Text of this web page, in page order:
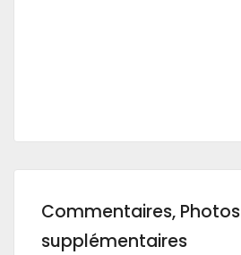
Commentaires, Photos
supplémentaires